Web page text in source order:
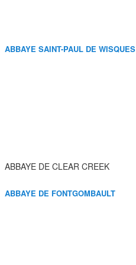
ABBAYE SAINT-PAUL DE WISQUES
ABBAYE DE CLEAR CREEK
ABBAYE DE FONTGOMBAULT